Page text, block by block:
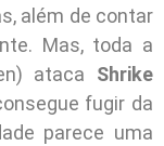
além de contar
Mas, toda a
ataca Shrike
fugir da
parece uma